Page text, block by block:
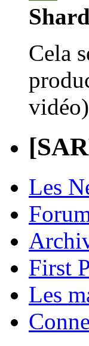
Cela
vidéo)
Les
First
Les